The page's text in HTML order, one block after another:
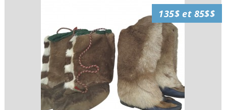
135$ et 85$$